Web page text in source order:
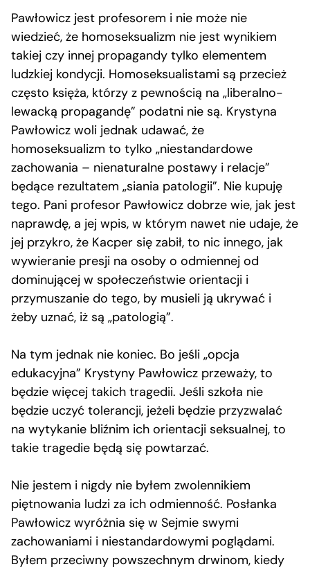
Pawłowicz jest profesorem i nie może nie
wiedzieć, że homoseksualizm nie jest wynikiem
takiej czy innej propagandy tylko elementem
ludzkiej kondycji. Homoseksualistami są przecież
często księża, którzy z pewnością na „liberalno-
lewacką propagandę” podatni nie są. Krystyna
Pawłowicz woli jednak udawać, że
homoseksualizm to tylko „niestandardowe
zachowania – nienaturalne postawy i relacje”
będące rezultatem „siania patologii”. Nie kupuję
tego. Pani profesor Pawłowicz dobrze wie, jak jest
naprawdę, a jej wpis, w którym nawet nie udaje, że
jej przykro, że Kacper się zabił, to nic innego, jak
wywieranie presji na osoby o odmiennej od
dominującej w społeczeństwie orientacji i
przymuszanie do tego, by musieli ją ukrywać i
żeby uznać, iż są „patologią”.
Na tym jednak nie koniec. Bo jeśli „opcja
edukacyjna” Krystyny Pawłowicz przeważy, to
będzie więcej takich tragedii. Jeśli szkoła nie
będzie uczyć tolerancji, jeżeli będzie przyzwalać
na wytykanie bliźnim ich orientacji seksualnej, to
takie tragedie będą się powtarzać.
Nie jestem i nigdy nie byłem zwolennikiem
piętnowania ludzi za ich odmienność. Posłanka
Pawłowicz wyróżnia się w Sejmie swymi
zachowaniami i niestandardowymi poglądami.
Byłem przeciwny powszechnym drwinom, kiedy